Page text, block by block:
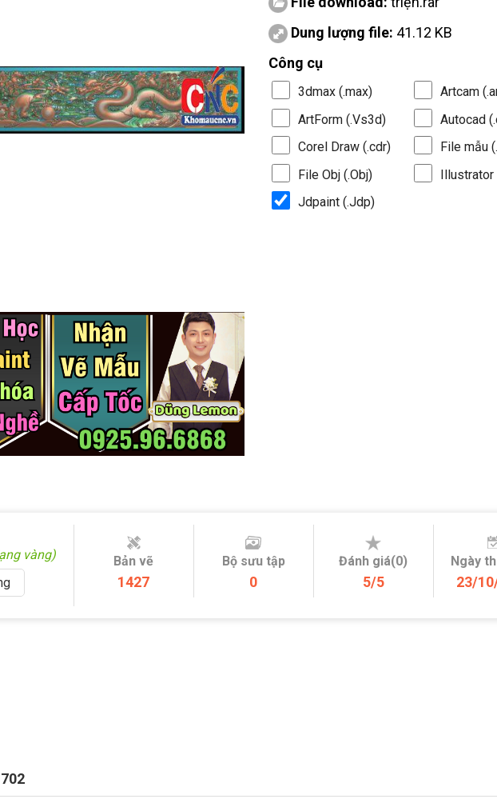
Dung lượng file: 41.12 KB
Công cụ
3dmax (.max)
Artcam
ArtForm (.Vs3d)
Autocad
Corel Draw (.cdr)
File mẫu
File Obj (.Obj)
Illustrator
Jdpaint (.Jdp)
vàng)
Bản vẽ
1427
Bộ sưu tập
0
Đánh giá(0)
5/5
Ngày
23/